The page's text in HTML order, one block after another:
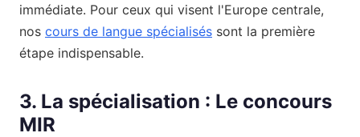
immédiate. Pour ceux qui visent l'Europe centrale,
nos cours de langue spécialisés sont la première
étape indispensable.
3. La spécialisation : Le concours
MIR